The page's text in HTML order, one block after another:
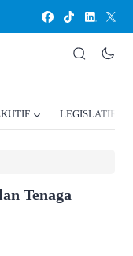
LEGISLATIF
Tenaga